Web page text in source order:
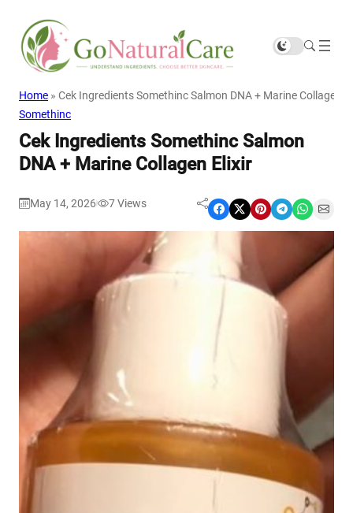
Home » Cek Ingredients Somethinc Salmon DNA + Marine Collagen
Somethinc
Cek Ingredients Somethinc Salmon
DNA + Marine Collagen Elixir
May 14, 2026 7Views Share on Facebook Share on X Share on Pinterest Share on Telegram Share on WhatsApp Share on Email